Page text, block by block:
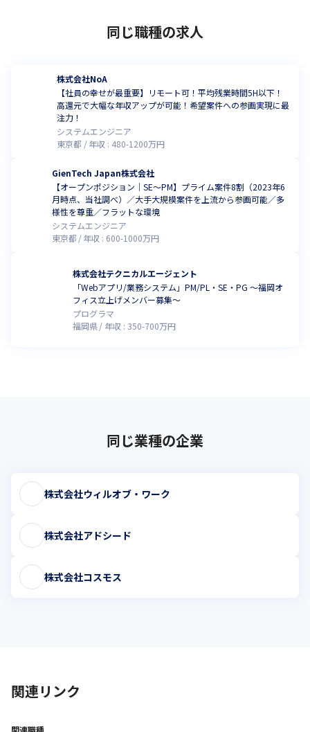
同じ職種の求人
株式会社NoA
【社員の幸せが最重要】リモート可！平均残業時間5H以下！
高還元で大幅な年収アップが可能！希望案件への参画実現に最
注力！
システムエンジニア
東京都
年収 : 480-1200万円
GienTech Japan株式会社
【オープンポジション｜SE～PM】プライム案件8割（2023年6
月時点、当社調べ）／大手大規模案件を上流から参画可能／多
様性を尊重／フラットな環境
システムエンジニア
東京都
年収 : 600-1000万円
株式会社テクニカルエージェント
「Webアプリ/業務システム」PM/PL・SE・PG ～福岡オ
フィス立上げメンバー募集～
プログラマ
福岡県
年収 : 350-700万円
同じ業種の企業
株式会社ウィルオブ・ワーク
株式会社アドシード
株式会社コスモス
関連リンク
関連職種